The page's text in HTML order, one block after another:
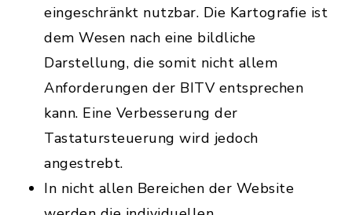
eingeschränkt nutzbar. Die Kartografie ist
dem Wesen nach eine bildliche
Darstellung, die somit nicht allem
Anforderungen der BITV entsprechen
kann. Eine Verbesserung der
Tastatursteuerung wird jedoch
angestrebt.
In nicht allen Bereichen der Website